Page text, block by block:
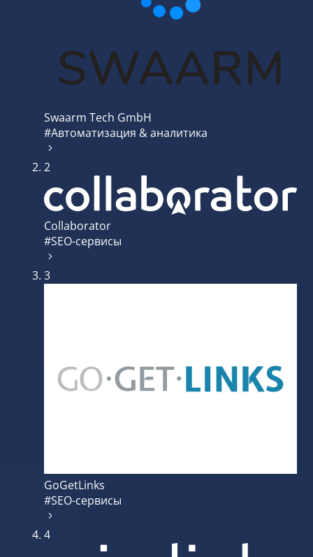
Swaarm Tech GmbH
#Автоматизация & аналитика
2
Collaborator
#SEO-сервисы
3
GoGetLinks
#SEO-сервисы
4